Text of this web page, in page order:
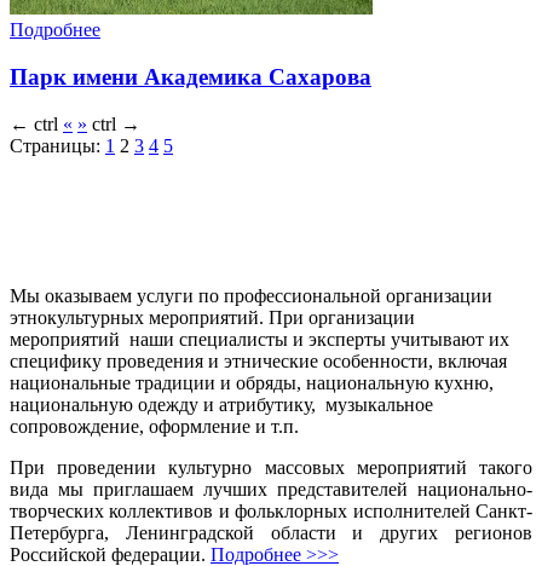
Подробнее
Парк имени Академика Сахарова
← ctrl « » ctrl →
Страницы: 1 2 3 4 5
Мы оказываем услуги по профессиональной организации
этнокультурных мероприятий. При организации
мероприятий наши специалисты и эксперты учитывают их
специфику проведения и этнические особенности, включая
национальные традиции и обряды, национальную кухню,
национальную одежду и атрибутику, музыкальное
сопровождение, оформление и т.п.
При проведении культурно массовых мероприятий такого
вида мы приглашаем лучших представителей национально-
творческих коллективов и фольклорных исполнителей Санкт-
Петербурга, Ленинградской области и других регионов
Российской федерации. Подробнее >>>